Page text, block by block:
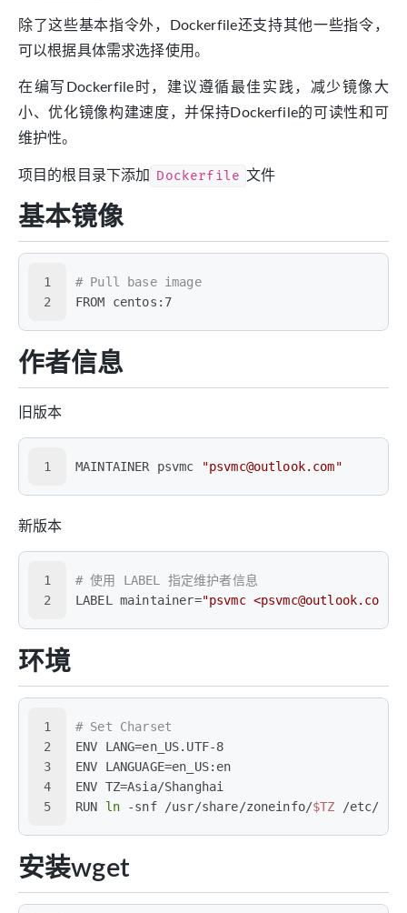
除了这些基本指令外，Dockerfile还支持其他一些指令，
可以根据具体需求选择使用。
在编写Dockerfile时，建议遵循最佳实践，减少镜像大
小、优化镜像构建速度，并保持Dockerfile的可读性和可
维护性。
项目的根目录下添加 Dockerfile 文件
基本镜像
1
2
# Pull base image
FROM centos:7
作者信息
旧版本
1 MAINTAINER psvmc "psvmc@outlook.com"
新版本
1
2
# 使用 LABEL 指定维护者信息
LABEL maintainer="psvmc <psvmc@outlook.com>"
环境
1
2
3
4
5
# Set Charset
ENV LANG=en_US.UTF-8
ENV LANGUAGE=en_US:en
ENV TZ=Asia/Shanghai
RUN ln -snf /usr/share/zoneinfo/$TZ /etc/
安装wget